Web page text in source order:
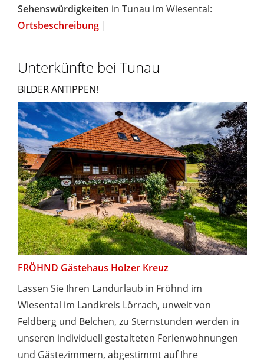
Sehenswürdigkeiten in Tunau im Wiesental:
Ortsbeschreibung |
Unterkünfte bei Tunau
BILDER ANTIPPEN!
FRÖHND Gästehaus Holzer Kreuz
Lassen Sie Ihren Landurlaub in Fröhnd im
Wiesental im Landkreis Lörrach, unweit von
Feldberg und Belchen, zu Sternstunden werden in
unseren individuell gestalteten Ferienwohnungen
und Gästezimmern, abgestimmt auf Ihre